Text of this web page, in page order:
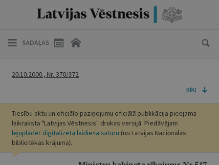
SADAĻAS
20.10.2000., Nr. 370/372
RĪKI
Tiesību aktu un oficiālo paziņojumu oficiālā publikācija pieejama
laikraksta "Latvijas Vēstnesis" drukas versijā. Piedāvājam
lejuplādēt digitalizētā laidiena saturu (no Latvijas Nacionālās
bibliotēkas krājuma).